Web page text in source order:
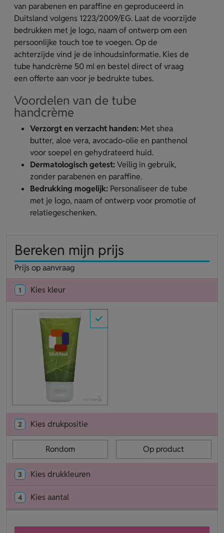
van parabenen en paraffine en geproduceerd in
Duitsland volgens 1223/2009/EG. Laat de voorzijde
bedrukken met je logo, naam of ontwerp om een
persoonlijke touch toe te voegen. Op de
achterzijde vind je de inhoudsinformatie. Kies de
tube handcrème 50 ml en bestel direct of vraag
een offerte aan voor je bedrukte tubes.
Voordelen van de tube
handcrème
Verzorgt en verzacht handen: Met shea
butter, aloe vera, avocado-olie en panthenol
voor soepel en gehydrateerd huid.
Dermatologisch getest:Veilig in gebruik,
zonder parabenen en paraffine.
Bedrukking mogelijk: Personaliseer de tube
met je logo, naam of ontwerp voor promotie of
relatiegeschenken.
Bereken mijn prijs
Prijs op aanvraag
1 Kies kleur
2 Kies drukpositie
Rondom Op product
3 Kies drukkleuren
4 Kies aantal